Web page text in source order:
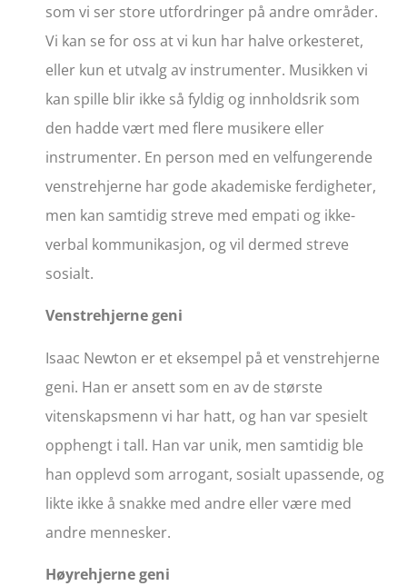
som vi ser store utfordringer på andre områder.
Vi kan se for oss at vi kun har halve orkesteret,
eller kun et utvalg av instrumenter. Musikken vi
kan spille blir ikke så fyldig og innholdsrik som
den hadde vært med flere musikere eller
instrumenter. En person med en velfungerende
venstrehjerne har gode akademiske ferdigheter,
men kan samtidig streve med empati og ikke-
verbal kommunikasjon, og vil dermed streve
sosialt.
Venstrehjerne geni
Isaac Newton er et eksempel på et venstrehjerne
geni. Han er ansett som en av de største
vitenskapsmenn vi har hatt, og han var spesielt
opphengt i tall. Han var unik, men samtidig ble
han opplevd som arrogant, sosialt upassende, og
likte ikke å snakke med andre eller være med
andre mennesker.
Høyrehjerne geni